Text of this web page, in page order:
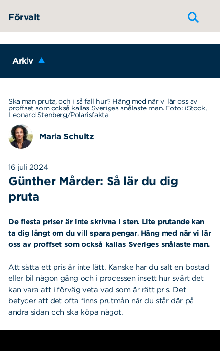
Förvalt
Arkiv
Ska man pruta, och i så fall hur? Häng med när vi lär oss av
proffset som också kallas Sveriges snålaste man. Foto: iStock,
Leonard Stenberg/Polarisfakta
Maria Schultz
16 juli 2024
Günther Mårder: Så lär du dig
pruta
De flesta priser är inte skrivna i sten. Lite prutande kan
ta dig långt om du vill spara pengar. Häng med när vi lär
oss av proffset som också kallas Sveriges snålaste man.
Att sätta ett pris är inte lätt. Kanske har du sålt en bostad
eller bil någon gång och i processen insett hur svårt det
kan vara att i förväg veta vad som är rätt pris. Det
betyder att det ofta finns prutmån när du står där på
andra sidan och ska köpa något.